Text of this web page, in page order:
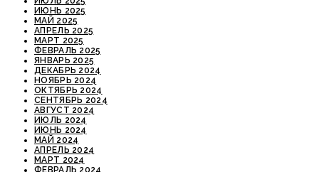
ИЮНЬ 2025
МАЙ 2025
АПРЕЛЬ 2025
МАРТ 2025
ФЕВРАЛЬ 2025
ЯНВАРЬ 2025
ДЕКАБРЬ 2024
НОЯБРЬ 2024
ОКТЯБРЬ 2024
СЕНТЯБРЬ 2024
АВГУСТ 2024
ИЮЛЬ 2024
ИЮНЬ 2024
МАЙ 2024
АПРЕЛЬ 2024
МАРТ 2024
ФЕВРАЛЬ 2024